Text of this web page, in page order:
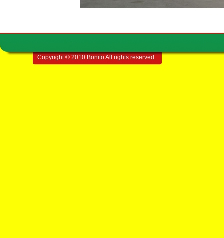
Copyright © 2010 Bonito All rights reserved.